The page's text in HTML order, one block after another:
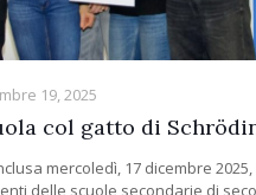
19, 2025
col gatto di
mercoledì, 17 dicembre
delle scuole secondarie di